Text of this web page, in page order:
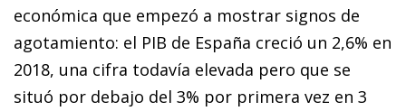
económica que empezó a mostrar signos de
agotamiento: el PIB de España creció un 2,6% en
2018, una cifra todavía elevada pero que se
situó por debajo del 3% por primera vez en 3